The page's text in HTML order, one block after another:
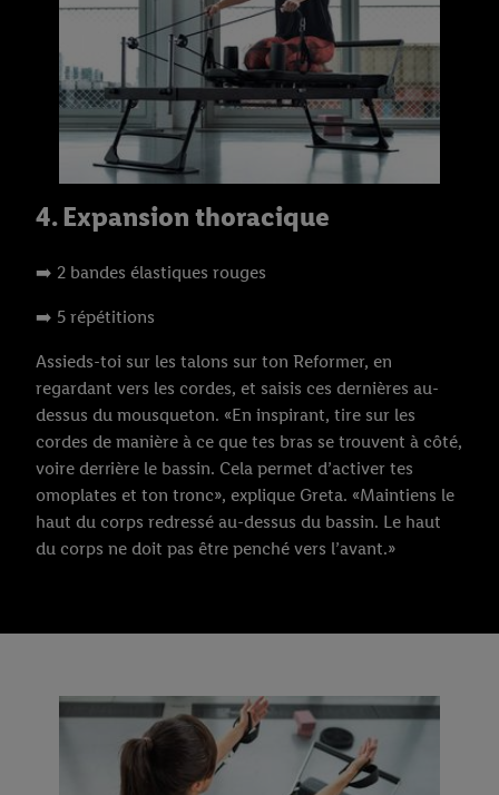
4. Expansion thoracique
➡️ 2 bandes élastiques rouges
➡️ 5 répétitions
Assieds-toi sur les talons sur ton Reformer, en
regardant vers les cordes, et saisis ces dernières au-
dessus du mousqueton. «En inspirant, tire sur les
cordes de manière à ce que tes bras se trouvent à côté,
voire derrière le bassin. Cela permet d’activer tes
omoplates et ton tronc», explique Greta. «Maintiens le
haut du corps redressé au-dessus du bassin. Le haut
du corps ne doit pas être penché vers l’avant.»